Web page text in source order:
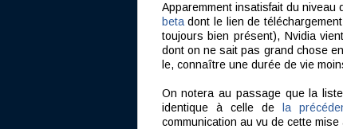
Apparemment insatisfait du niveau
betadont le lien de
toujours bien présent), Nvidia
dont on ne sait pas grand chose
le, connaître une durée de vie
On notera au passage que la
identique à celle de
la
communication au vu de cette